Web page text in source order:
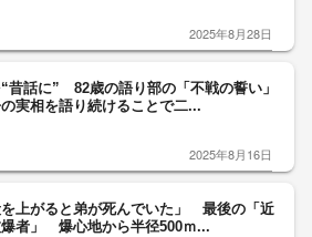
2025年8月28日
昔話に” 82歳の語り部の「不戦の誓い」
実相を語り続けることで二...
2025年8月16日
を上がると弟が死んでいた」 最後の「近
爆者」 爆心地から半径500ｍ...